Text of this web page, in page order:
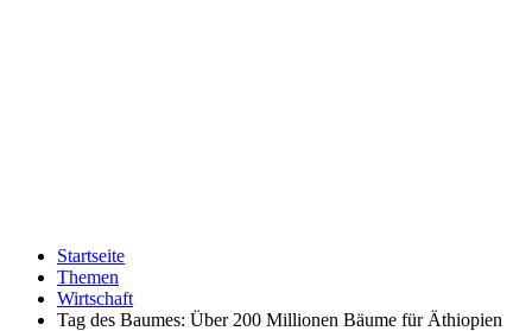
Startseite
Themen
Wirtschaft
Tag des Baumes: Über 200 Millionen Bäume für Äthiopien